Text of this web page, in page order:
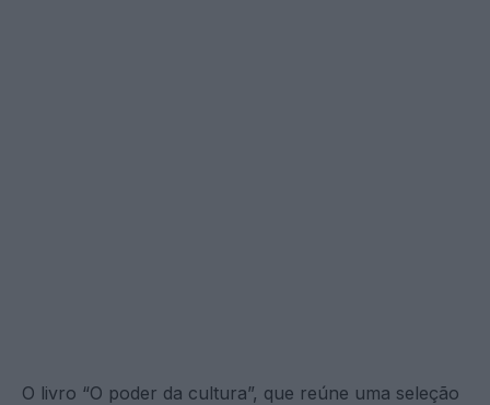
O livro “O poder da cultura”, que reúne uma seleção